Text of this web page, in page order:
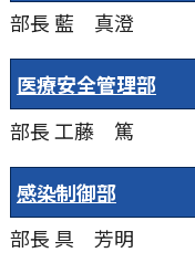
部長 藍 真澄
医療安全管理部
部長工藤 篤
感染制御部
部長 具 芳明